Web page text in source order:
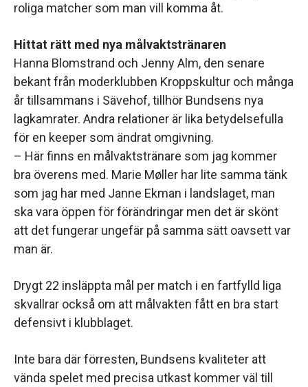
roliga matcher som man vill komma åt.
Hittat rätt med nya målvaktstränaren
Hanna Blomstrand och Jenny Alm, den senare
bekant från moderklubben Kroppskultur och många
år tillsammans i Sävehof, tillhör Bundsens nya
lagkamrater. Andra relationer är lika betydelsefulla
för en keeper som ändrat omgivning.
– Här finns en målvaktstränare som jag kommer
bra överens med. Marie Møller har lite samma tänk
som jag har med Janne Ekman i landslaget, man
ska vara öppen för förändringar men det är skönt
att det fungerar ungefär på samma sätt oavsett var
man är.
Drygt 22 insläppta mål per match i en fartfylld liga
skvallrar också om att målvakten fått en bra start
defensivt i klubblaget.
Inte bara där förresten, Bundsens kvaliteter att
vända spelet med precisa utkast kommer väl till